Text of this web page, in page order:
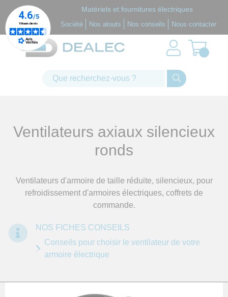
Matériels et fournitures électriques
Société Nos atouts Nos conseils Nous contacter
Ventilateurs axiaux silencieux
ronds
Ventilateurs d'armoire de taille réduite, silencieux, pour
refroidissement d'armoires électriques, coffrets de
commande.
Conseils pour choisir le ventilateur de votre
armoire électrique
Panneau de gestion des cookies